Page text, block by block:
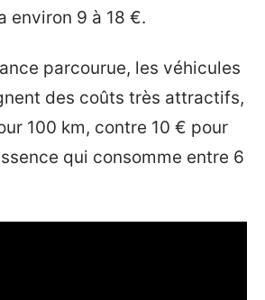
environ 9 à 18 €.
parcourue, les véhicules
des coûts très attractifs,
100 km, contre 10 € pour
qui consomme entre 6